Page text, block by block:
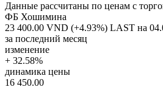
Данные рассчитаны по ценам с
ФБ Хошимина
23 400.00 VND (+4.93%) LAST на
за последний месяц
изменение
+ 32.58%
динамика цены
16 450.00